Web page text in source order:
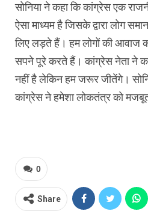
सोनिया ने कहा कि कांग्रेस एक
ऐसा माध्यम है जिसके द्वारा लोग
लिए लड़ते हैं। हम लोगों की
सपने पूरे करते हैं। कांग्रेस नेता ने
नहीं है लेकिन हम जरूर जीतेंगे।
कांग्रेस ने हमेशा लोकतंत्र को
0
Share